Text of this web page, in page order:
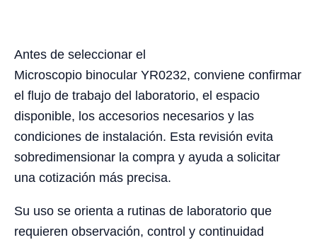
Antes de seleccionar el
Microscopio binocular YR0232, conviene confirmar
el flujo de trabajo del laboratorio, el espacio
disponible, los accesorios necesarios y las
condiciones de instalación. Esta revisión evita
sobredimensionar la compra y ayuda a solicitar
una cotización más precisa.
Su uso se orienta a rutinas de laboratorio que
requieren observación, control y continuidad